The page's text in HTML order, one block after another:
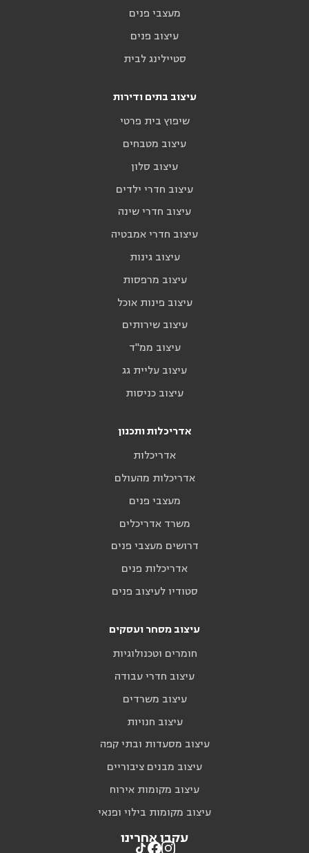
מעצבי פנים
עיצוב פנים
סטיילינג לבית
עיצוב בתים ודירות
שיפוץ בית פרטי
עיצוב מטבחים
עיצוב סלון
עיצוב חדרי ילדים
עיצוב חדרי שינה
עיצוב חדרי אמבטיה
עיצוב גינות
עיצוב מרפסות
עיצוב פינות אוכל
עיצוב שירותים
עיצוב ממ"ד
עיצוב עליית גג
עיצוב כניסות
אדריכלות ותכנון
אדריכלות
אדריכלות מהעולם
מעצבי פנים
משרד אדריכלים
דרושים מעצבי פנים
אדריכלות פנים
סטודיו לעיצוב פנים
עיצוב מסחר ועסקים
חומרים וטכנולוגיות
עיצוב חדרי עבודה
עיצוב משרדים
עיצוב חנויות
עיצוב מסעדות ובתי קפה
עיצוב מבנים ציבוריים
עיצוב מקומות אירוח
עיצוב מקומות בילוי ופנאי
עקבו אחרינו